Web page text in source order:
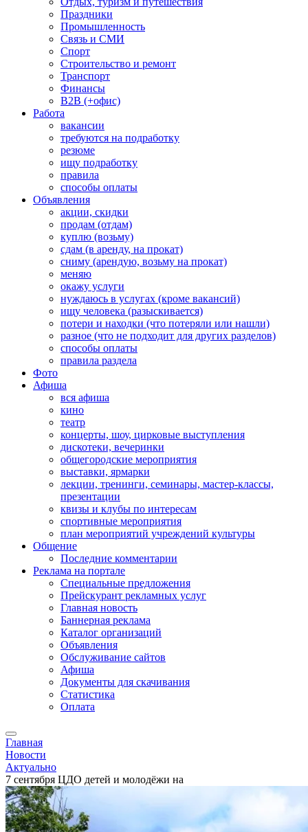
Праздники
Промышленность
Связь и СМИ
Спорт
Строительство и ремонт
Транспорт
Финансы
B2B (+офис)
Работа
вакансии
требуются на подработку
резюме
ищу подработку
правила
способы оплаты
Объявления
акции, скидки
продам (отдам)
куплю (возьму)
сдам (в аренду, на прокат)
сниму (арендую, возьму на прокат)
меняю
окажу услуги
нуждаюсь в услугах (кроме вакансий)
ищу человека (разыскивается)
потери и находки (что потеряли или нашли)
разное (что не подходит для других разделов)
способы оплаты
правила раздела
Фото
Афиша
вся афиша
кино
театр
концерты, шоу, цирковые выступления
дискотеки, вечеринки
общегородские мероприятия
выставки, ярмарки
лекции, тренинги, семинары, мастер-классы,
презентации
квизы и клубы по интересам
спортивные мероприятия
план мероприятий учреждений культуры
Общение
Последние комментарии
Реклама на портале
Специальные предложения
Прейскурант рекламных услуг
Главная новость
Баннерная реклама
Каталог организаций
Объявления
Обслуживание сайтов
Афиша
Документы для скачивания
Статистика
Оплата
Главная
Новости
Актуально
7 сентября ЦДО детей и молодёжи на